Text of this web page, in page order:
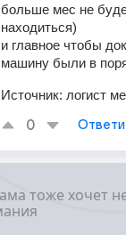
больше мес не
находиться)
и главное чтобы
машину были в
Источник: логист
0